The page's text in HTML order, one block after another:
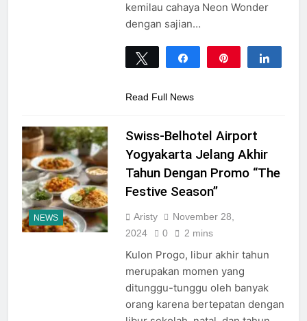
kemilau cahaya Neon Wonder
dengan sajian…
Tweet Share
Read Full News
NEWS
Swiss-Belhotel Airport
Yogyakarta Jelang Akhir
Tahun Dengan Promo “The
Festive Season”
Aristy
November 28,
2024
0 2 mins
Kulon Progo, libur akhir tahun
merupakan momen yang
ditunggu-tunggu oleh banyak
orang karena bertepatan dengan